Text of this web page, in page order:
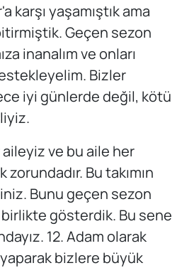
karşı yaşamıştık ama
Geçen sezon
inanalım ve onları
Bizler
iyi günlerde değil, kötü
ve bu aile her
Bu takımın
Bunu geçen sezon
gösterdik. Bu sene
12. Adam olarak
bizlere büyük